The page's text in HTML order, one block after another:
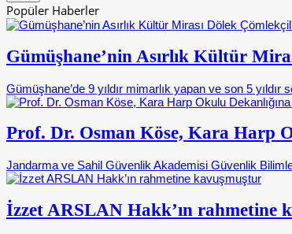
Popüler Haberler
Gümüşhane’nin Asırlık Kültür
Gümüşhane’de 9 yıldır mimarlık yapan ve son 5 yıldır
Prof. Dr. Osman Köse, Kara Harp
Jandarma ve Sahil Güvenlik Akademisi Güvenlik
İzzet ARSLAN Hakk’ın rahmetine